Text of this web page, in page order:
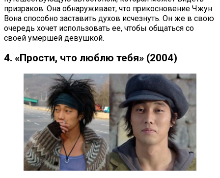
призраков. Она обнаруживает, что прикосновение Чжун
Вона способно заставить духов исчезнуть. Он же в свою
очередь хочет использовать ее, чтобы общаться со
своей умершей девушкой.
4. «Прости, что люблю тебя» (2004)